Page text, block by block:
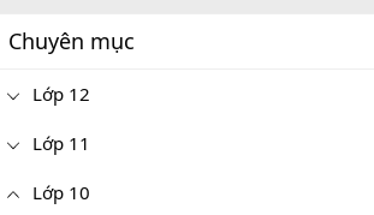
Chuyên mục
Lớp 12
Lớp 11
Lớp 10